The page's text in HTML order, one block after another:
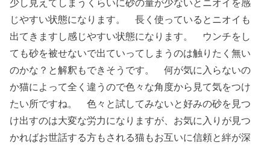
少し見えてしまうくらいに砂の量が少ないとニオイを感
じやすい状態になります。 長く使っているとニオイも
出てきますし感じやすい状態になります。 ウンチをし
ても砂を被せないで出ていってしまうのは触りたく無い
のかな？と解釈もできそうです。 何が気に入らないの
か猫によって全く違うので色々な角度から見て気をつけ
たい所ですね。 色々と試してみないと好みの砂を見つ
け出すのは大変な労力になりますが、お気に入りが見つ
かればお世話する方もされる猫もお互いに信頼と絆が深